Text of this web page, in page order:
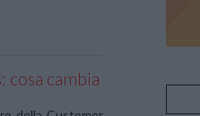
cosa cambia